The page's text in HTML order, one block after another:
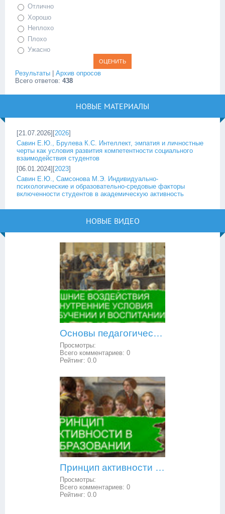
Отлично
Хорошо
Неплохо
Плохо
Ужасно
Результаты
Архив опросов
Всего ответов: 438
НОВЫЕ МАТЕРИАЛЫ
[21.07.2026][2026]
Савин Е.Ю., Брулева К.С. Интеллект, эмпатия и личностные
черты как условия развития компетентности социального
взаимодействия студентов
[06.01.2024][2023]
Савин Е.Ю., Самсонова М.Э. Индивидуально-
психологические и образовательно-средовые факторы
включенности студентов в академическую активность
НОВЫЕ ВИДЕО
Основы педагогической психологии: внешние воздействия и внутренние условия в обучении и воспитании
Просмотры:
Всего комментариев: 0
Рейтинг: 0.0
Принцип активности в образовании
Просмотры:
Всего комментариев: 0
Рейтинг: 0.0